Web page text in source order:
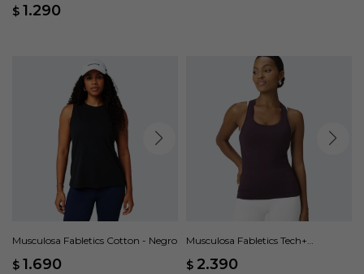
$ 1.290
Musculosa Fabletics Cotton - Negro
$ 1.690
Musculosa Fabletics Tech+
$ 2.390